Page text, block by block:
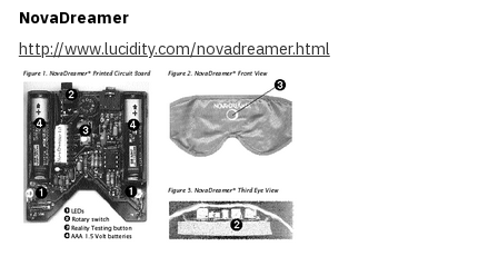
NovaDreamer
http://www.lucidity.com/novadreamer.html